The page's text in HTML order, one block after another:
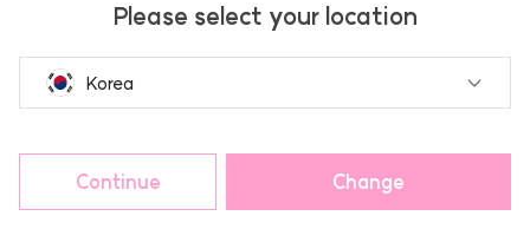
Please select your location
Korea
Continue Change